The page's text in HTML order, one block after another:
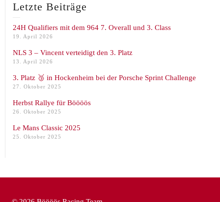
Letzte Beiträge
24H Qualifiers mit dem 964 7. Overall und 3. Class
19. April 2026
NLS 3 – Vincent verteidigt den 3. Platz
13. April 2026
3. Platz 🥉 in Hockenheim bei der Porsche Sprint Challenge
27. Oktober 2025
Herbst Rallye für Böööös
26. Oktober 2025
Le Mans Classic 2025
25. Oktober 2025